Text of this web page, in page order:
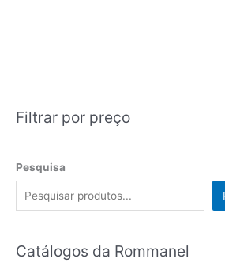
Filtrar por preço
Pesquisa
Catálogos da Rommanel